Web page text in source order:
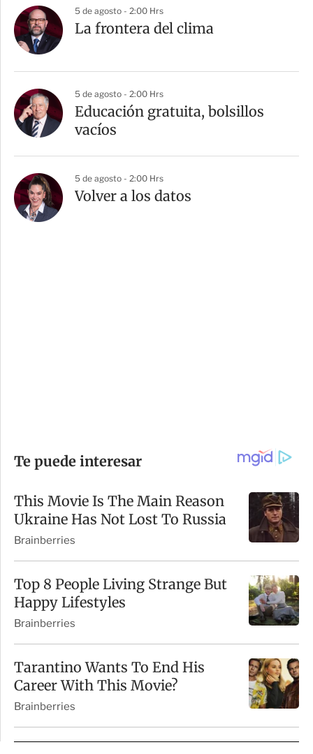
5 de agosto - 2:00 Hrs
La frontera del clima
5 de agosto - 2:00 Hrs
Educación gratuita, bolsillos
vacíos
5 de agosto - 2:00 Hrs
Volver a los datos